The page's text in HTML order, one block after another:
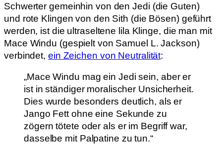
Schwerter gemeinhin von den Jedi (die Guten)
und rote Klingen von den Sith (die Bösen) geführt
werden, ist die ultraseltene lila Klinge, die man mit
Mace Windu (gespielt von Samuel L. Jackson)
verbindet, ein Zeichen von Neutralität:
„Mace Windu mag ein Jedi sein, aber er
ist in ständiger moralischer Unsicherheit.
Dies wurde besonders deutlich, als er
Jango Fett ohne eine Sekunde zu
zögern tötete oder als er im Begriff war,
dasselbe mit Palpatine zu tun.“